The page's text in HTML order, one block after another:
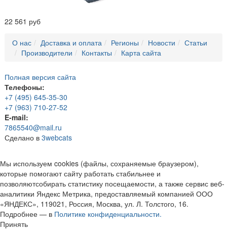
22 561 руб
О нас Доставка и оплата Регионы Новости
Статьи
Производители
Контакты Карта сайта
Полная версия сайта
Телефоны:
+7 (495) 645-35-30
+7 (963) 710-27-52
E-mail:
7865540@mail.ru
Сделано в 3webcats
Мы используем cookies (файлы, сохраняемые браузером),
которые помогают сайту работать стабильнее и
позволяютсобирать статистику посещаемости, а также сервис веб-
аналитики Яндекс Метрика, предоставляемый компанией ООО
«ЯНДЕКС», 119021, Россия, Москва, ул. Л. Толстого, 16.
Подробнее — в Политике конфиденциальности.
Принять